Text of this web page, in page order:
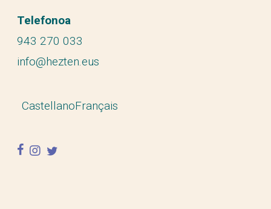
Telefonoa
943 270 033
info@hezten.eus
CastellanoFrançais
facebook
instagram
twitter